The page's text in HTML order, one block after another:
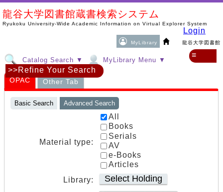
龍谷大学図書館蔵書検索システム
Ryukoku University-Wide Academic Information on Virtual Explorer System
MyLibrary 龍谷大学図書館
Login
Catalog Search ▼ MyLibrary Menu ▼
≡
OPAC Other Tab
Basic Search Advanced Search
Material type:
All
Books
Serials
AV
e-Books
Articles
Library:
Select Holding
>>Refine Your Search